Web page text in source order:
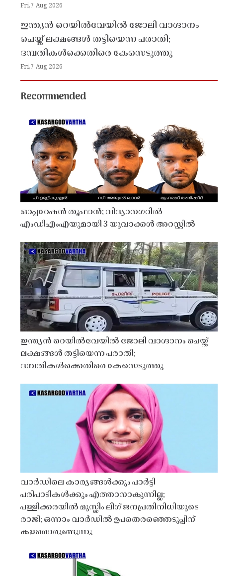
Fri,7 Aug 2026
ഇന്ത്യൻ റെയിൽവേയിൽ ജോലി വാഗ്ദാനം
ചെയ്ത് ലക്ഷങ്ങൾ തട്ടിയെന്ന പരാതി;
ദമ്പതികൾക്കെതിരെ കേസെടുത്തു
Fri,7 Aug 2026
Recommended
ഓപ്പറേഷൻ തൂഫാൻ; വിദ്യാനഗറിൽ
എംഡിഎംഎയുമായി 3 യുവാക്കൾ അറസ്റ്റിൽ
ഇന്ത്യൻ റെയിൽവേയിൽ ജോലി വാഗ്ദാനം ചെയ്ത്
ലക്ഷങ്ങൾ തട്ടിയെന്ന പരാതി;
ദമ്പതികൾക്കെതിരെ കേസെടുത്തു
വാർഡിലെ കാര്യങ്ങൾക്കും പാർട്ടി
പരിപാടികൾക്കും എത്താനാകുന്നില്ല;
പള്ളിക്കരയിൽ മുസ്ലിം ലീഗ് ജനപ്രതിനിധിയുടെ
രാജി; ഒന്നാം വാർഡിൽ ഉപതെരഞ്ഞെടുപ്പിന്
കളമൊരുങ്ങുന്നു